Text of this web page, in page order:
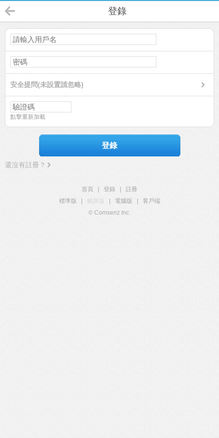
登錄
安全提問(未設置請忽略)
點擊重新加載
登錄
還沒有註冊？
首頁 登錄
註冊
標準版
觸屏版 電腦版
客戶端
© Comsenz Inc.